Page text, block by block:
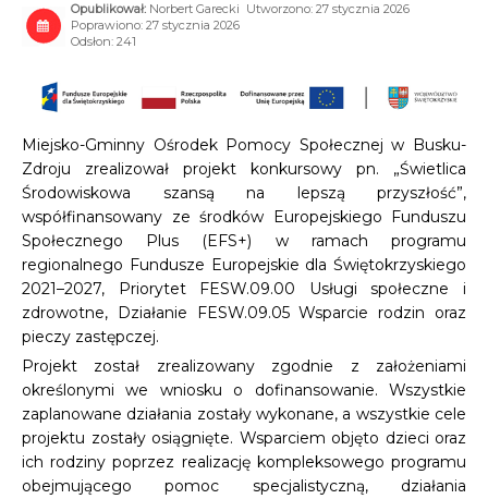
Norbert Garecki Utworzono: 27 stycznia 2026
Poprawiono: 27 stycznia 2026
Odsłon: 241
Miejsko-Gminny Ośrodek Pomocy Społecznej w Busku-
Zdroju zrealizował projekt konkursowy pn. „Świetlica
Środowiskowa szansą na lepszą przyszłość”,
współfinansowany ze środków Europejskiego Funduszu
Społecznego Plus (EFS+) w ramach programu
regionalnego Fundusze Europejskie dla Świętokrzyskiego
2021–2027, Priorytet FESW.09.00 Usługi społeczne i
zdrowotne, Działanie FESW.09.05 Wsparcie rodzin oraz
pieczy zastępczej.
Projekt został zrealizowany zgodnie z założeniami
określonymi we wniosku o dofinansowanie. Wszystkie
zaplanowane działania zostały wykonane, a wszystkie cele
projektu zostały osiągnięte. Wsparciem objęto dzieci oraz
ich rodziny poprzez realizację kompleksowego programu
obejmującego pomoc specjalistyczną, działania